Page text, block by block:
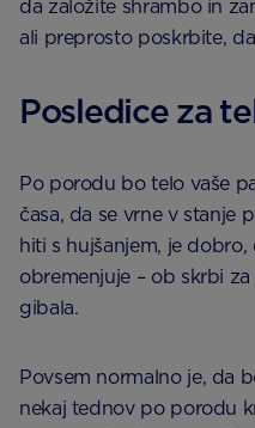
da založite shrambo in
ali preprosto poskrbite,
Posledice za
Po porodu bo telo vaše
časa, da se vrne v stanje
hiti s hujšanjem, je dobro,
obremenjuje – ob skrbi
gibala.
Povsem normalno je, da
nekaj tednov po porodu